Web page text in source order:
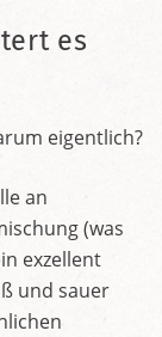
es
eigentlich?
an
(was
exzellent
und sauer